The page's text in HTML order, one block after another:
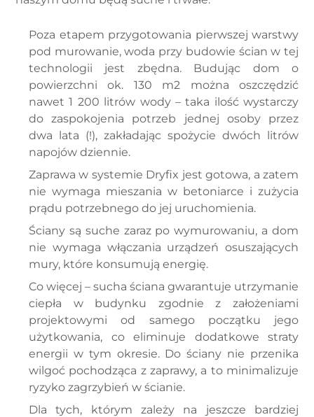
Poza etapem przygotowania pierwszej warstwy
pod murowanie, woda przy budowie ścian w tej
technologii jest zbędna. Budując dom o
powierzchni ok. 130 m2 można oszczędzić
nawet 1 200 litrów wody – taka ilość wystarczy
do zaspokojenia potrzeb jednej osoby przez
dwa lata (!), zakładając spożycie dwóch litrów
napojów dziennie.
Zaprawa w systemie Dryfix jest gotowa, a zatem
nie wymaga mieszania w betoniarce i zużycia
prądu potrzebnego do jej uruchomienia.
Ściany są suche zaraz po wymurowaniu, a dom
nie wymaga włączania urządzeń osuszających
mury, które konsumują energię.
Co więcej – sucha ściana gwarantuje utrzymanie
ciepła w budynku zgodnie z założeniami
projektowymi od samego początku jego
użytkowania, co eliminuje dodatkowe straty
energii w tym okresie. Do ściany nie przenika
wilgoć pochodząca z zaprawy, a to minimalizuje
ryzyko zagrzybień w ścianie.
Dla tych, którym zależy na jeszcze bardziej